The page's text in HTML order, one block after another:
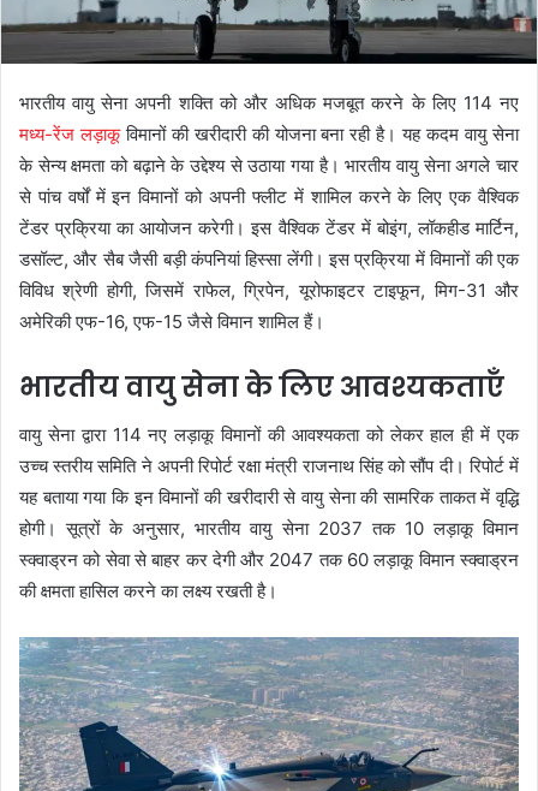
भारतीय वायु सेना अपनी शक्ति को और अधिक मजबूत करने के लिए 114 नए
मध्य-रेंज लड़ाकूविमानों की खरीदारी की योजना बना रही है। यह कदम वायु सेना
के सेन्य क्षमता को बढ़ाने के उद्देश्य से उठाया गया है। भारतीय वायु सेना अगले चार
से पांच वर्षों में इन विमानों को अपनी फ्लीट में शामिल करने के लिए एक वैश्विक
टेंडर प्रक्रिया का आयोजन करेगी। इस वैश्विक टेंडर में बोइंग, लॉकहीड मार्टिन,
डसॉल्ट, और सैब जैसी बड़ी कंपनियां हिस्सा लेंगी। इस प्रक्रिया में विमानों की एक
विविध श्रेणी होगी, जिसमें राफेल, ग्रिपेन, यूरोफाइटर टाइफून, मिग-31 और
अमेरिकी एफ-16, एफ-15 जैसे विमान शामिल हैं।
भारतीय वायु सेना के लिए आवश्यकताएँ
वायु सेना द्वारा 114 नए लड़ाकू विमानों की आवश्यकता को लेकर हाल ही में एक
उच्च स्तरीय समिति ने अपनी रिपोर्ट रक्षा मंत्री राजनाथ सिंह को सौंप दी। रिपोर्ट में
यह बताया गया कि इन विमानों की खरीदारी से वायु सेना की सामरिक ताकत में वृद्धि
होगी। सूत्रों के अनुसार, भारतीय वायु सेना 2037 तक 10 लड़ाकू विमान
स्क्वाड्रन को सेवा से बाहर कर देगी और 2047 तक 60 लड़ाकू विमान स्क्वाड्रन
की क्षमता हासिल करने का लक्ष्य रखती है।